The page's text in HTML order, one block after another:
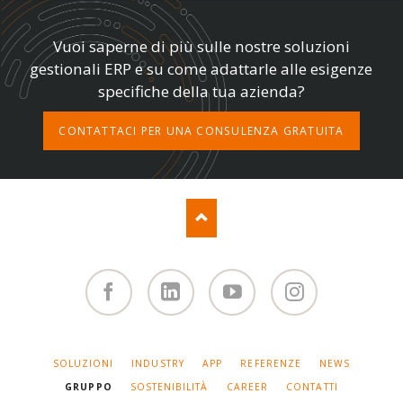
Vuoi saperne di più sulle nostre soluzioni
gestionali ERP e su come adattarle alle esigenze
specifiche della tua azienda?
CONTATTACI PER UNA CONSULENZA GRATUITA
SALTA
NAVIGAZIONE
SOLUZIONI INDUSTRY APP REFERENZE
NEWS
GRUPPO
SOSTENIBILITÀ CAREER CONTATTI